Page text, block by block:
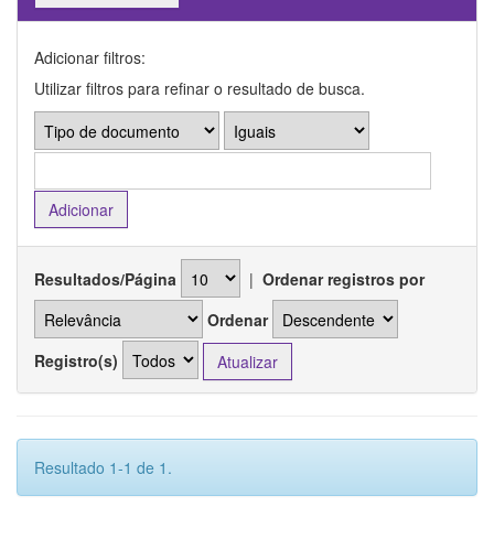
Adicionar filtros:
Utilizar filtros para refinar o resultado de busca.
Resultados/Página | Ordenar registros por
Ordenar
Registro(s)
Resultado 1-1 de 1.